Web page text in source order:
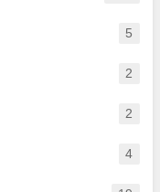
5
2
2
4